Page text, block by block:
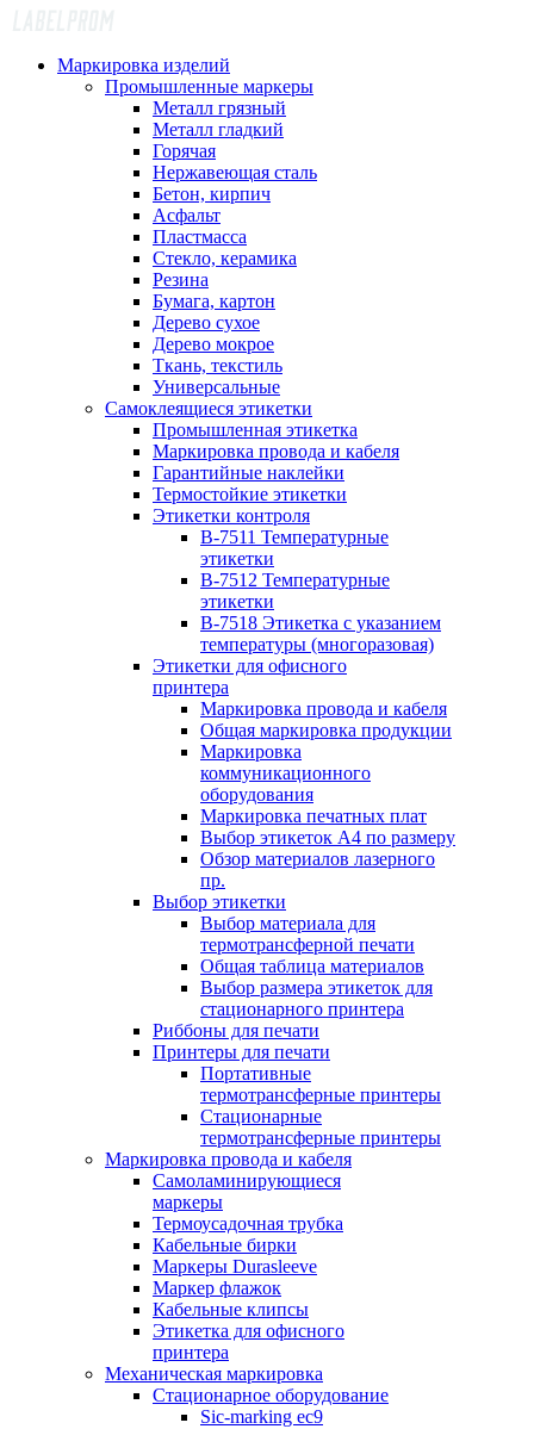
Маркировка изделий
Промышленные маркеры
Металл грязный
Металл гладкий
Горячая
Нержавеющая сталь
Бетон, кирпич
Асфальт
Пластмасса
Стекло, керамика
Резина
Бумага, картон
Дерево сухое
Дерево мокрое
Ткань, текстиль
Универсальные
Самоклеящиеся этикетки
Промышленная этикетка
Маркировка провода и кабеля
Гарантийные наклейки
Термостойкие этикетки
Этикетки контроля
B-7511 Температурные
этикетки
B-7512 Температурные
этикетки
B-7518 Этикетка с указанием
температуры (многоразовая)
Этикетки для офисного
принтера
Маркировка провода и кабеля
Общая маркировка продукции
Маркировка
коммуникационного
оборудования
Маркировка печатных плат
Выбор этикеток А4 по размеру
Обзор материалов лазерного
пр.
Выбор этикетки
Выбор материала для
термотрансферной печати
Общая таблица материалов
Выбор размера этикеток для
стационарного принтера
Риббоны для печати
Принтеры для печати
Портативные
термотрансферные принтеры
Стационарные
термотрансферные принтеры
Маркировка провода и кабеля
Самоламинирующиеся
маркеры
Термоусадочная трубка
Кабельные бирки
Маркеры Durasleeve
Маркер флажок
Кабельные клипсы
Этикетка для офисного
принтера
Механическая маркировка
Стационарное оборудование
Sic-marking ec9